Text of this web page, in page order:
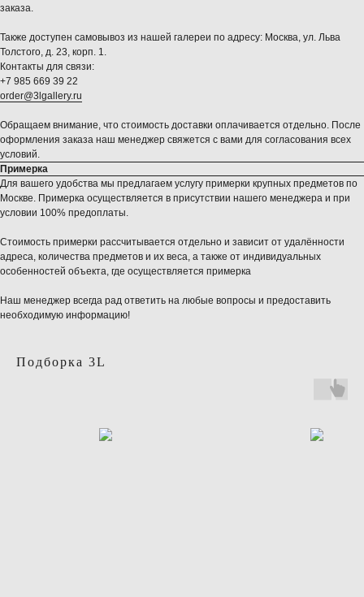
заказа.
Также доступен самовывоз из нашей галереи по адресу: Москва, ул. Льва
Толстого, д. 23, корп. 1.
Контакты для связи:
+7 985 669 39 22
order@3lgallery.ru
Обращаем внимание, что стоимость доставки оплачивается отдельно. После
оформления заказа наш менеджер свяжется с вами для согласования всех
условий.
Примерка
Для вашего удобства мы предлагаем услугу примерки крупных предметов по
Москве. Примерка осуществляется в присутствии нашего менеджера и при
условии 100% предоплаты.
Стоимость примерки рассчитывается отдельно и зависит от удалённости
адреса, количества предметов и их веса, а также от индивидуальных
особенностей объекта, где осуществляется примерка
Наш менеджер всегда рад ответить на любые вопросы и предоставить
необходимую информацию!
Подборка 3L